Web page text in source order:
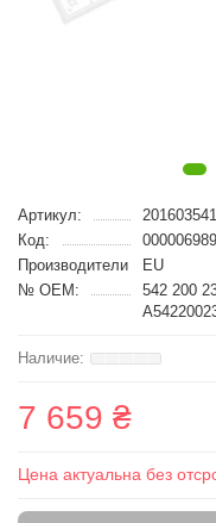
Артикул:
Код:
Производители
EU
№ OEM:
542 200
7 659 ₴
Цена актуальна без